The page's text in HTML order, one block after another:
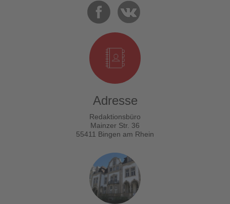
Adresse
Redaktionsbüro
Mainzer Str. 36
55411 Bingen am Rhein